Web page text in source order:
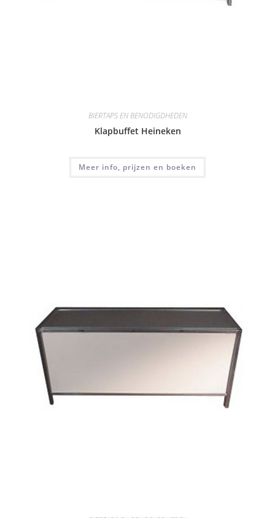
BIERTAPS EN BENODIGDHEDEN
Klapbuffet Heineken
Meer info, prijzen en boeken